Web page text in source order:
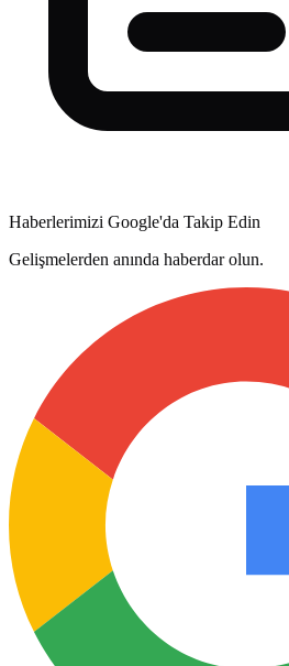
Haberlerimizi Google'da Takip Edin
Gelişmelerden anında haberdar olun.